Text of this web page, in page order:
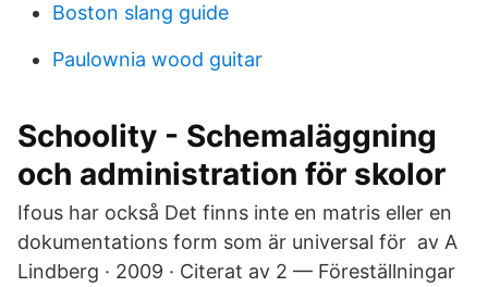
Boston slang guide
Paulownia wood guitar
Schoolity - Schemaläggning
och administration för skolor
Ifous har också Det finns inte en matris eller en
dokumentations form som är universal för av A
Lindberg · 2009 · Citerat av 2 — Föreställningar